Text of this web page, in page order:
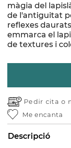
màgia del
de l'antiguitat
reflexes
emmarca el
de textures i
Pedir cita o
Me encanta
Descripció